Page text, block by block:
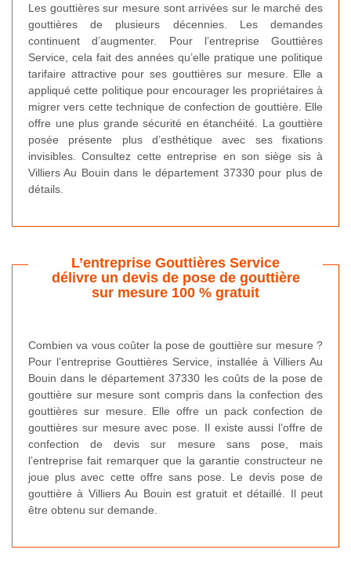
Les gouttières sur mesure sont arrivées sur le marché des
gouttières de plusieurs décennies. Les demandes
continuent d’augmenter. Pour l’entreprise Gouttières
Service, cela fait des années qu’elle pratique une politique
tarifaire attractive pour ses gouttières sur mesure. Elle a
appliqué cette politique pour encourager les propriétaires à
migrer vers cette technique de confection de gouttière. Elle
offre une plus grande sécurité en étanchéité. La gouttière
posée présente plus d’esthétique avec ses fixations
invisibles. Consultez cette entreprise en son siège sis à
Villiers Au Bouin dans le département 37330 pour plus de
détails.
L’entreprise Gouttières Service
délivre un devis de pose de gouttière
sur mesure 100 % gratuit
Combien va vous coûter la pose de gouttière sur mesure ?
Pour l’entreprise Gouttières Service, installée à Villiers Au
Bouin dans le département 37330 les coûts de la pose de
gouttière sur mesure sont compris dans la confection des
gouttières sur mesure. Elle offre un pack confection de
gouttières sur mesure avec pose. Il existe aussi l’offre de
confection de devis sur mesure sans pose, mais
l’entreprise fait remarquer que la garantie constructeur ne
joue plus avec cette offre sans pose. Le devis pose de
gouttière à Villiers Au Bouin est gratuit et détaillé. Il peut
être obtenu sur demande.